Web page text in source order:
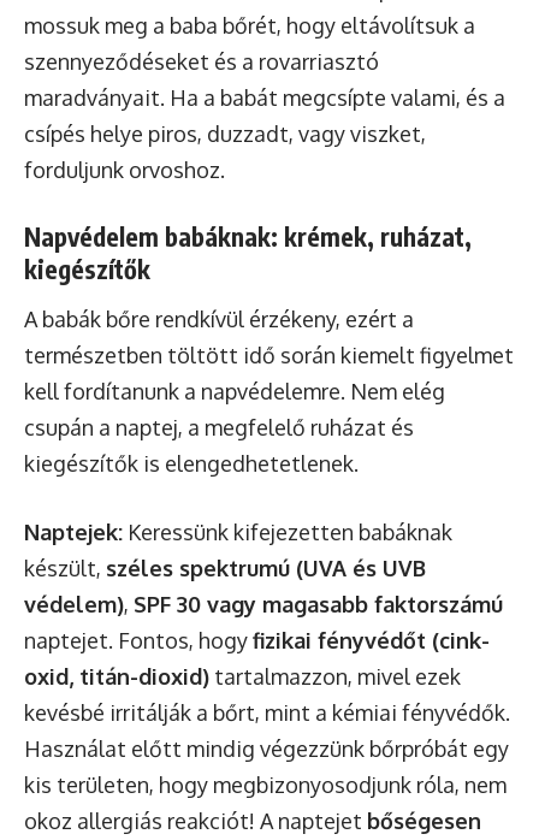
mossuk meg a baba bőrét, hogy eltávolítsuk a
szennyeződéseket és a rovarriasztó
maradványait. Ha a babát megcsípte valami, és a
csípés helye piros, duzzadt, vagy viszket,
forduljunk orvoshoz.
Napvédelem babáknak: krémek, ruházat,
kiegészítők
A babák bőre rendkívül érzékeny, ezért a
természetben töltött idő során kiemelt figyelmet
kell fordítanunk a napvédelemre. Nem elég
csupán a naptej, a megfelelő ruházat és
kiegészítők is elengedhetetlenek.
Naptejek: Keressünk kifejezetten babáknak
készült, széles spektrumú (UVA és UVB
védelem), SPF 30 vagy magasabb faktorszámú
naptejet. Fontos, hogyfizikai fényvédőt (cink-
oxid, titán-dioxid) tartalmazzon, mivel ezek
kevésbé irritálják a bőrt, mint a kémiai fényvédők.
Használat előtt mindig végezzünk bőrpróbát egy
kis területen, hogy megbizonyosodjunk róla, nem
okoz allergiás reakciót! A naptejet bőségesen